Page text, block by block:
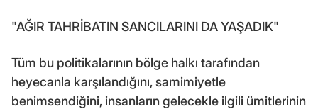
"AĞIR TAHRİBATIN SANCILARINI DA YAŞADIK"
Tüm bu politikalarının bölge halkı tarafından
heyecanla karşılandığını, samimiyetle
benimsendiğini, insanların gelecekle ilgili ümitlerinin